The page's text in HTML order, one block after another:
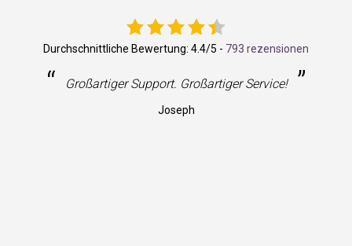
Durchschnittliche Bewertung: 4.4/5 - 793 rezensionen
“ Großartiger Support. Großartiger Service! ”
Joseph